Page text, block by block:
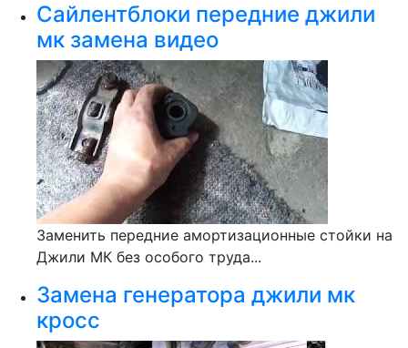
Сайлентблоки передние джили
мк замена видео
Заменить передние амортизационные стойки на
Джили МК без особого труда...
Замена генератора джили мк
кросс